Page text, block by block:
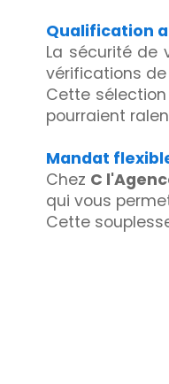
Qualification
La sécurité de
vérifications
Cette
pourraient
Mandat
Chez C
qui vous
Cette